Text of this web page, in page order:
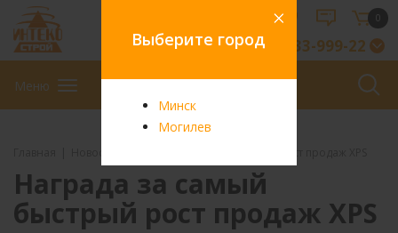
Выберите город
Минск
Могилев
8-029-33-999-22
0
Меню
Награда за самый
быстрый рост продаж XPS